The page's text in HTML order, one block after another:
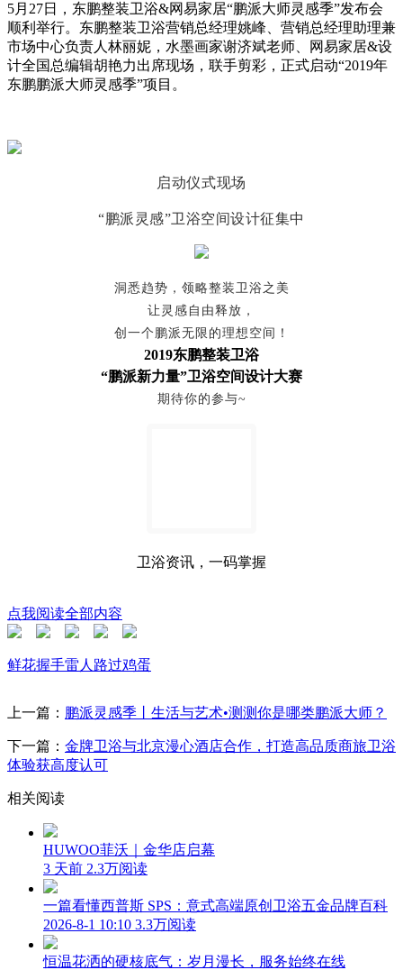
5月27日，东鹏整装卫浴&网易家居“鹏派大师灵感季”发布会
顺利举行。东鹏整装卫浴营销总经理姚峰、营销总经理助理兼
市场中心负责人林丽妮，水墨画家谢济斌老师、网易家居&设
计全国总编辑胡艳力出席现场，联手剪彩，正式启动“2019年
东鹏鹏派大师灵感季”项目。
启动仪式现场
“鹏派灵感”卫浴空间设计征集中
洞悉趋势，领略整装卫浴之美
让灵感自由释放，
创一个鹏派无限的理想空间！
2019东鹏整装卫浴
“鹏派新力量”卫浴空间设计大赛
期待你的参与~
卫浴资讯，一码掌握
点我阅读全部内容
鲜花握手雷人 路过鸡蛋
上一篇： 鹏派灵感季丨生活与艺术•测测你是哪类鹏派大师？
下一篇： 金牌卫浴与北京漫心酒店合作，打造高品质商旅卫浴
体验获高度认可
相关阅读
HUWOO菲沃｜金华店启幕
3 天前 2.3万阅读
一篇看懂西普斯 SPS：意式高端原创卫浴五金品牌百科
2026-8-1 10:10 3.3万阅读
恒温花洒的硬核底气：岁月漫长，服务始终在线